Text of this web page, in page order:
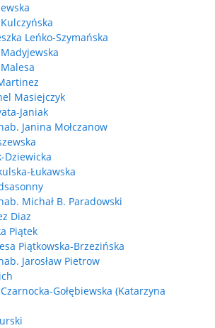
Leńko-Szymańska
Masiejczyk
Janiak
Janina Mołczanow
Dziewicka
Łukawska
Michał B. Paradowski
Diaz
Piątek
Piątkowska-Brzezińska
Jarosław Pietrow
Gołębiewska (Katarzyna